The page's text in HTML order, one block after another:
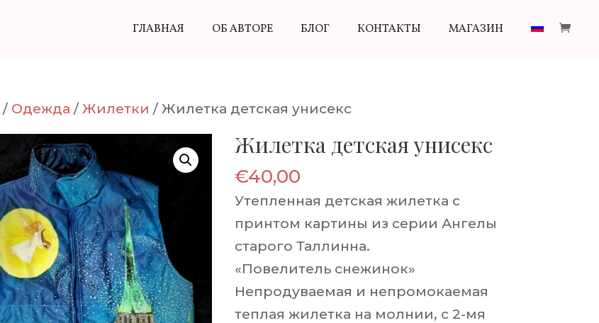
ГЛАВНАЯ ОБ АВТОРЕ БЛОГ КОНТАКТЫ МАГАЗИН
/ Одежда / Жилетки / Жилетка детская унисекс
Жилетка детская унисекс
€40,00
Утепленная детская жилетка с
принтом картины из серии Ангелы
старого Таллинна.
«Повелитель снежинок»
Непродуваемая и непромокаемая
теплая жилетка на молнии, с 2-мя